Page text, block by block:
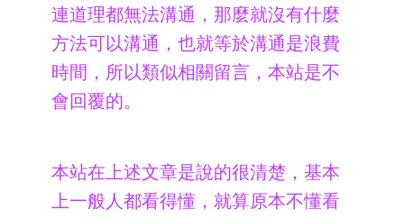
連道理都無法溝通，那麼就沒有什麼
方法可以溝通，也就等於溝通是浪費
時間，所以類似相關留言，本站是不
會回覆的。
本站在上述文章是說的很清楚，基本
上一般人都看得懂，就算原本不懂看